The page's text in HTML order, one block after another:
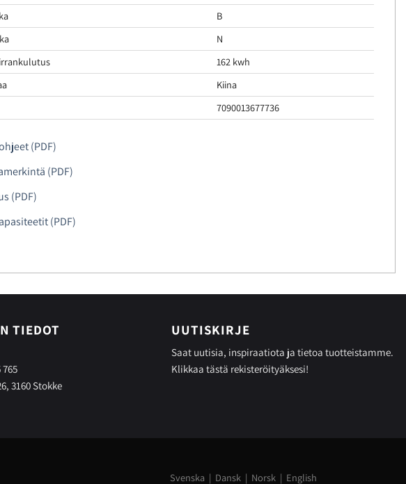
B
N
162 kwh
Kiina
7090013677736
(PDF)
(PDF)
(PDF)
(PDF)
TIEDOT
765
3160 Stokke
UUTISKIRJE
Saat uutisia, inspiraatiota ja tietoa tuotteistamme.
Klikkaa tästä rekisteröityäksesi!
Svenska | Dansk| Norsk| English